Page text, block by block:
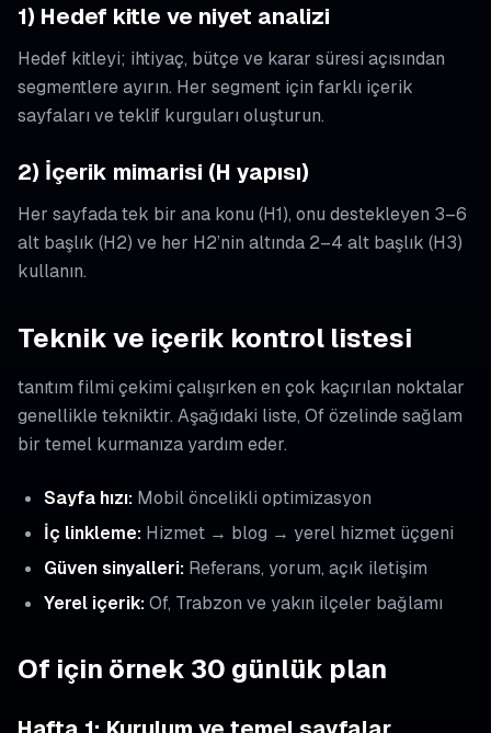
1) Hedef kitle ve niyet analizi
Hedef kitleyi; ihtiyaç, bütçe ve karar süresi açısından
segmentlere ayırın. Her segment için farklı içerik
sayfaları ve teklif kurguları oluşturun.
2) İçerik mimarisi (H yapısı)
Her sayfada tek bir ana konu (H1), onu destekleyen 3–6
alt başlık (H2) ve her H2’nin altında 2–4 alt başlık (H3)
kullanın.
Teknik ve içerik kontrol listesi
tanıtım filmi çekimi çalışırken en çok kaçırılan noktalar
genellikle tekniktir. Aşağıdaki liste, Of özelinde sağlam
bir temel kurmanıza yardım eder.
Sayfa hızı: Mobil öncelikli optimizasyon
İç linkleme: Hizmet → blog → yerel hizmet üçgeni
Güven sinyalleri: Referans, yorum, açık iletişim
Yerel içerik:Of, Trabzon ve yakın ilçeler bağlamı
Of için örnek 30 günlük plan